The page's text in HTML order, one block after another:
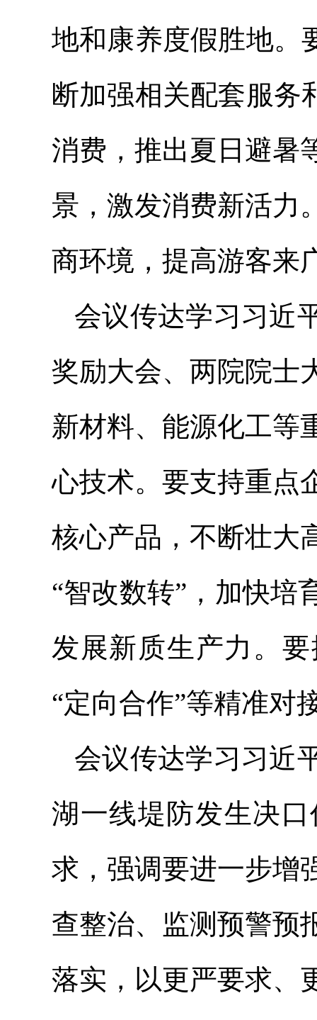
地和康养度假胜地。
断加强相关配套服务
消费，推出夏日避暑
景，激发消费新活力
商环境，提高游客来
会议传达学习习近
奖励大会、两院院士
新材料、能源化工等
心技术。要支持重点
核心产品，不断壮大
“智改数转”，加快培
发展新质生产力。
“定向合作”等精准对
会议传达学习习近
湖一线堤防发生决
求，强调要进一步增
查整治、监测预警预
落实，以更严要求、